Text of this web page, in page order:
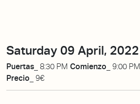
Saturday 09 April, 2022
Puertas_ 8:30 PM Comienzo_ 9:00 PM
Precio_ 9€